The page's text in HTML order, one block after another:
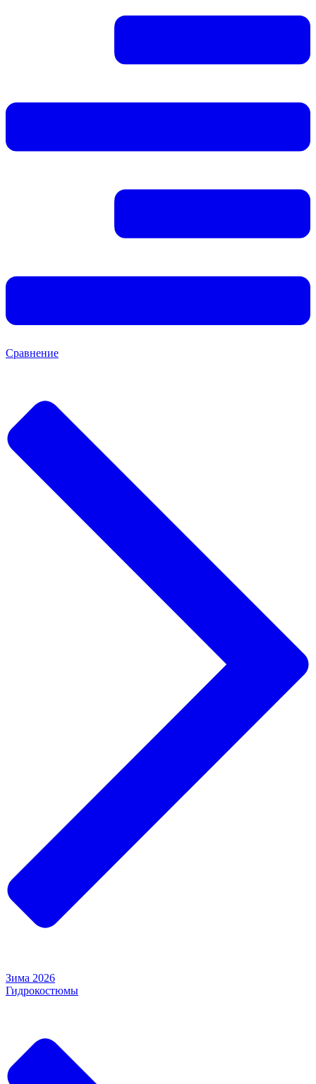
Сравнение
Зима 2026
Гидрокостюмы